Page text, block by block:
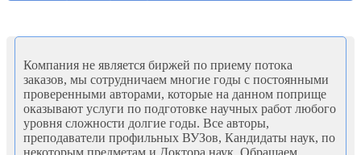
Компания не является биржей по приему потока
заказов, мы сотрудничаем многие годы с постоянными
проверенными авторами, которые на данном поприще
оказывают услуги по подготовке научных работ любого
уровня сложности долгие годы. Все авторы,
преподаватели профильных ВУЗов, Кандидаты наук, по
некоторым предметам и Доктора наук. Обращаем